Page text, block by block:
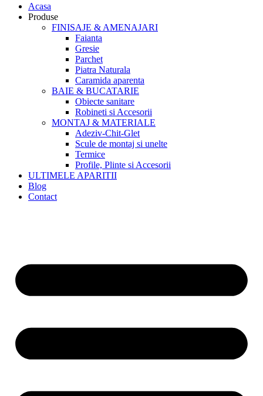
Acasa
Produse
FINISAJE & AMENAJARI
Faianta
Gresie
Parchet
Piatra Naturala
Caramida aparenta
BAIE & BUCATARIE
Obiecte sanitare
Robineti si Accesorii
MONTAJ & MATERIALE
Adeziv-Chit-Glet
Scule de montaj si unelte
Termice
Profile, Plinte si Accesorii
ULTIMELE APARITII
Blog
Contact